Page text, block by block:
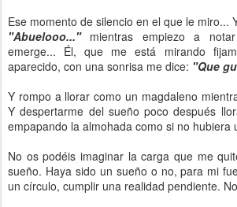
Ese momento de silencio en el que le miro...
"Abuelooo..."mientras empiezo a
emerge... Él, que me está mirando
aparecido, con una sonrisa me dice: "Que
Y rompo a llorar como un magdaleno
Y despertarme del sueño poco después
empapando la almohada como si no hubiera
No os podéis imaginar la carga que me
sueño. Haya sido un sueño o no, para mi
un círculo, cumplir una realidad pendiente.